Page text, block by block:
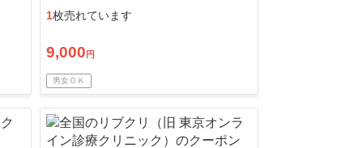
送料込
1枚売れています
9,000 円
男女ＯＫ